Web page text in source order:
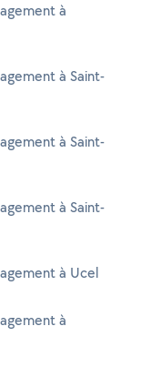
à
à Saint-
à Saint-
à Saint-
à Ucel
à